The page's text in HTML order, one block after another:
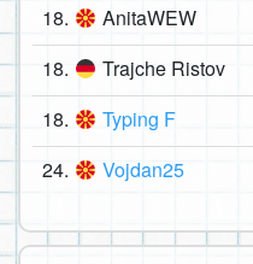
18. AnitaWEW
18. Trajche Ristov
18. Typing F
24. Vojdan25